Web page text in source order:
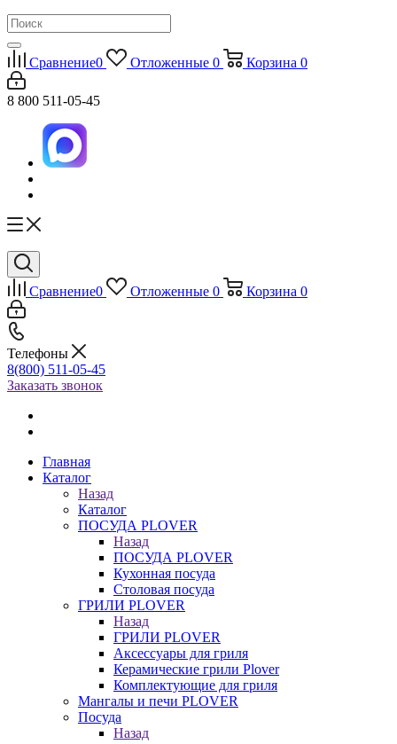
Сравнение0 Отложенные 0 Корзина 0
8 800 511-05-45
Сравнение0 Отложенные 0 Корзина 0
Телефоны
8(800) 511-05-45
Заказать звонок
Главная
Каталог
Назад
Каталог
ПОСУДА PLOVER
Назад
ПОСУДА PLOVER
Кухонная посуда
Столовая посуда
ГРИЛИ PLOVER
Назад
ГРИЛИ PLOVER
Аксессуары для гриля
Керамические грили Plover
Комплектующие для гриля
Мангалы и печи PLOVER
Посуда
Назад